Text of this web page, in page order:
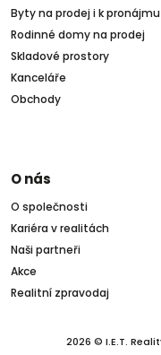
Byty na prodej i k pronájmu
Rodinné domy na prodej
Skladové prostory
Kanceláře
Obchody
O nás
O společnosti
Kariéra v realitách
Naši partneři
Akce
Realitní zpravodaj
2026 © I.E.T.